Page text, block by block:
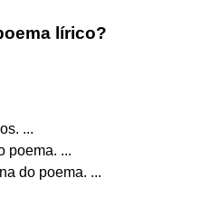
lírico?
...
poema. ...
do poema. ...